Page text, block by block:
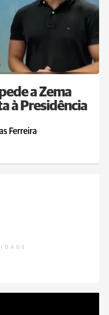
a Zema
à Presidência
Ferreira